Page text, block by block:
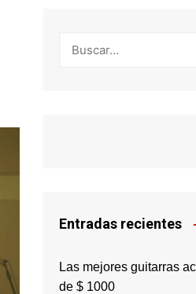
Français
Entradas recientes
Las mejores guitarras
de $ 1000